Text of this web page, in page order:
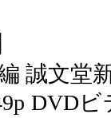
誠文堂
DVD